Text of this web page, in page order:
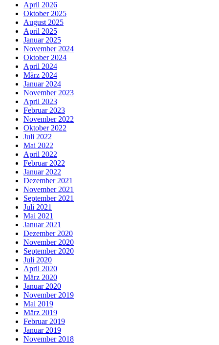
April 2026
Oktober 2025
August 2025
April 2025
Januar 2025
November 2024
Oktober 2024
April 2024
März 2024
Januar 2024
November 2023
April 2023
Februar 2023
November 2022
Oktober 2022
Juli 2022
Mai 2022
April 2022
Februar 2022
Januar 2022
Dezember 2021
November 2021
September 2021
Juli 2021
Mai 2021
Januar 2021
Dezember 2020
November 2020
September 2020
Juli 2020
April 2020
März 2020
Januar 2020
November 2019
Mai 2019
März 2019
Februar 2019
Januar 2019
November 2018